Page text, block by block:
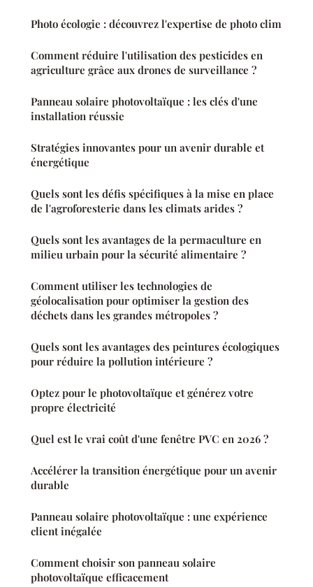
Photo écologie : découvrez l'expertise de photo clim
Comment réduire l'utilisation des pesticides en
agriculture grâce aux drones de surveillance ?
Panneau solaire photovoltaïque : les clés d'une
installation réussie
Stratégies innovantes pour un avenir durable et
énergétique
Quels sont les défis spécifiques à la mise en place
de l'agroforesterie dans les climats arides ?
Quels sont les avantages de la permaculture en
milieu urbain pour la sécurité alimentaire ?
Comment utiliser les technologies de
géolocalisation pour optimiser la gestion des
déchets dans les grandes métropoles ?
Quels sont les avantages des peintures écologiques
pour réduire la pollution intérieure ?
Optez pour le photovoltaïque et générez votre
propre électricité
Quel est le vrai coût d'une fenêtre PVC en 2026 ?
Accélérer la transition énergétique pour un avenir
durable
Panneau solaire photovoltaïque : une expérience
client inégalée
Comment choisir son panneau solaire
photovoltaïque efficacement